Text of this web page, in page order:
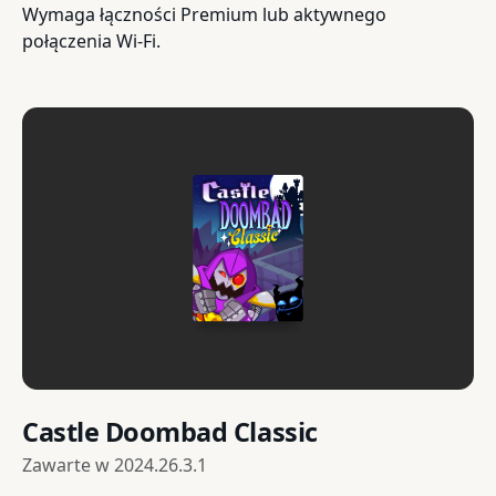
Wymaga łączności Premium lub aktywnego
połączenia Wi-Fi.
Castle Doombad Classic
Zawarte w2024.26.3.1